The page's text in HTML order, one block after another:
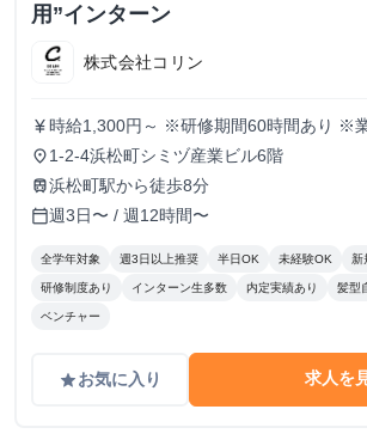
用”インターン
株式会社コリン
currency_yen 時給1,300円～ ※研修期間60時間あり ※業
況により決定
place 1-2-4浜松町シミヅ産業ビル6階
train浜松町駅から徒歩8分
calendar_today週3日〜 / 週12時間〜
全学年対象 週3日以上推奨 半日OK 未経験OK 新
研修制度あり インターン生多数 内定実績あり 髪型
ベンチャー
gradeお気に入り 求人を